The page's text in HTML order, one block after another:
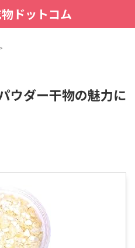
ドットコム
ウダー干物の魅力に